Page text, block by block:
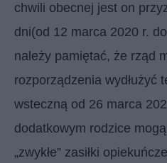
chwili obecnej jest on
dni(od 12 marca 2020 r.
należy pamiętać, że rząd
rozporządzenia wydłużyć
wsteczną od 26 marca
dodatkowym rodzice
„zwykłe” zasiłki